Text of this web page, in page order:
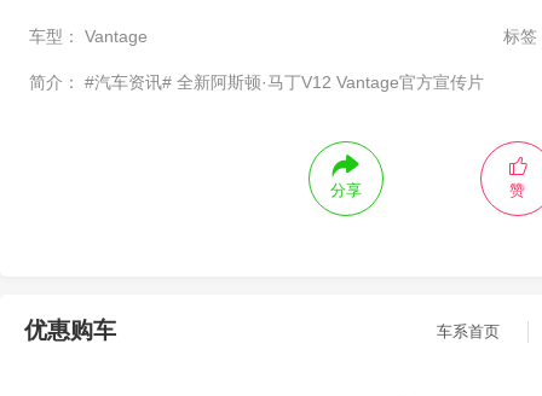
车型： Vantage 标签
简介： #汽车资讯# 全新阿斯顿·马丁V12 Vantage官方宣传片 ​
分享 赞
优惠购车 车系首页